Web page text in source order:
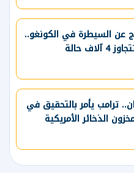
عن السيطرة في الكونغو..
آلاف حالة
ترامب يأمر بالتحقيق في
الذخائر الأمريكية